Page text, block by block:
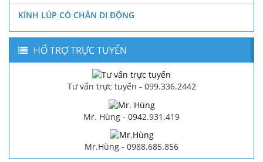
KÍNH LÚP CÓ CHÂN DI ĐỘNG
HỔ TRỢ TRỰC TUYẾN
Tư vấn trực tuyến - 099.336.2442
Mr. Hùng - 0942.931.419
Mr.Hùng - 0988.685.856